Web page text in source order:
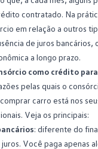
contratado. Na
em relação a outros
de juros bancários,
a longo prazo.
como crédito
pelas quais o
carro está nos
Veja os principais:
: diferente do
Você paga apenas